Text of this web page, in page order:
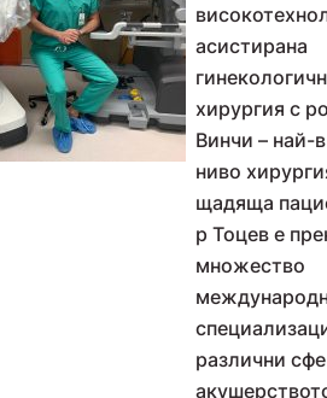
асистирана
хирургия с
Винчи – най-
ниво
щадяща
р Тоцев е
множество
различни